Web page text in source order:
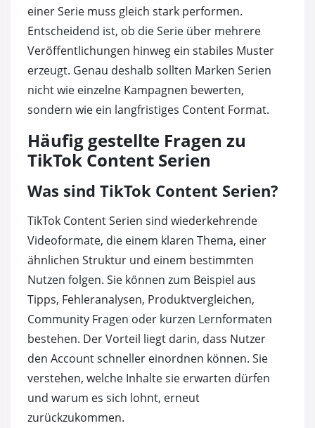
einer Serie muss gleich stark performen.
Entscheidend ist, ob die Serie über mehrere
Veröffentlichungen hinweg ein stabiles Muster
erzeugt. Genau deshalb sollten Marken Serien
nicht wie einzelne Kampagnen bewerten,
sondern wie ein langfristiges Content Format.
Häufig gestellte Fragen zu
TikTok Content Serien
Was sind TikTok Content Serien?
TikTok Content Serien sind wiederkehrende
Videoformate, die einem klaren Thema, einer
ähnlichen Struktur und einem bestimmten
Nutzen folgen. Sie können zum Beispiel aus
Tipps, Fehleranalysen, Produktvergleichen,
Community Fragen oder kurzen Lernformaten
bestehen. Der Vorteil liegt darin, dass Nutzer
den Account schneller einordnen können. Sie
verstehen, welche Inhalte sie erwarten dürfen
und warum es sich lohnt, erneut
zurückzukommen.